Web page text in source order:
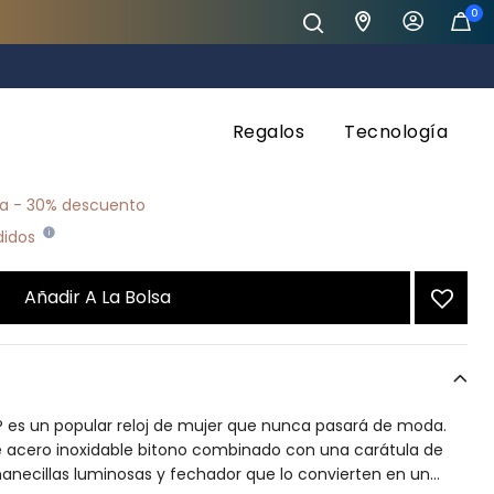
Regalos Tecnología
0
- 30% descuento
Añadir A La Bolsa
es un popular reloj de mujer que nunca pasará de moda.
inoxidable bitono combinado con una carátula de
luminosas y fechador que lo convierten en un...